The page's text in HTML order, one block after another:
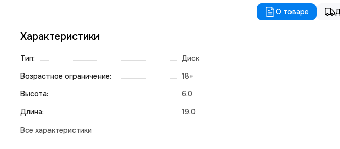
О товаре
Характеристики
Тип:
Диск
Возрастное ограничение:
18+
Высота:
6.0
Длина:
19.0